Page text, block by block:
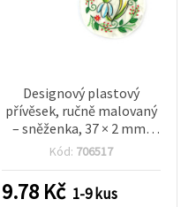
Designový plastový
přívěsek, ručně malovaný
– sněženka, 37 × 2 mm,
otvor 1 mm, na výrobu
Kód: 706517
9.78 Kč 1-9 kus